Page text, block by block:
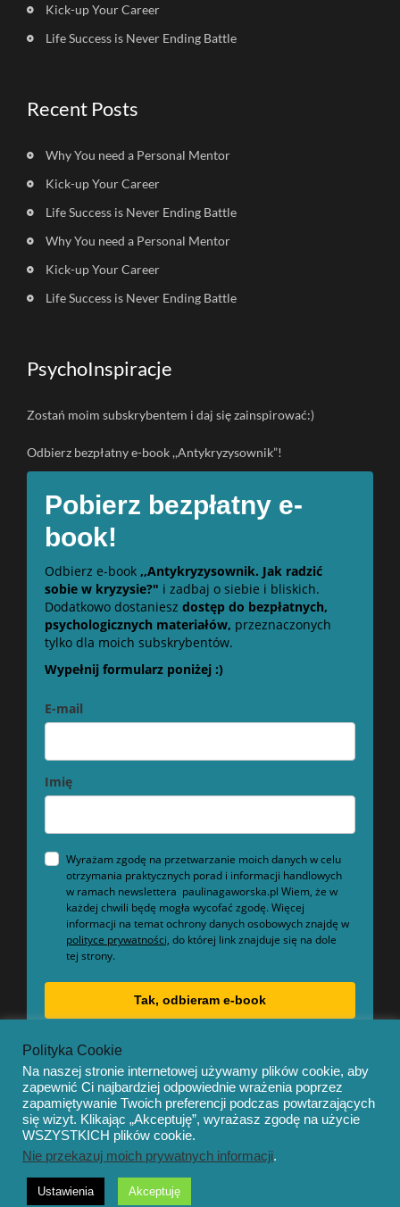
Kick-up Your Career
Life Success is Never Ending Battle
Recent Posts
Why You need a Personal Mentor
Kick-up Your Career
Life Success is Never Ending Battle
Why You need a Personal Mentor
Kick-up Your Career
Life Success is Never Ending Battle
PsychoInspiracje
Zostań moim subskrybentem i daj się zainspirować:)
Odbierz bezpłatny e-book ,,Antykryzysownik”!
Pobierz bezpłatny e-
book!
Odbierz e-book ,,Antykryzysownik. Jak radzić
sobie w kryzysie?" i zadbaj o siebie i bliskich.
Dodatkowo dostaniesz dostęp do bezpłatnych,
psychologicznych materiałów, przeznaczonych
tylko dla moich subskrybentów.
Wypełnij formularz poniżej :)
E-mail
Imię
Wyrażam zgodę na przetwarzanie moich danych w celu
otrzymania praktycznych porad i informacji handlowych
w ramach newslettera paulinagaworska.pl Wiem, że w
każdej chwili będę mogła wycofać zgodę. Więcej
informacji na temat ochrony danych osobowych znajdę w
polityce prywatności, do której link znajduje się na dole
tej strony.
Tak, odbieram e-book
© Copyright 2020 – Mentor by OceanThemes
Polityka Cookie
Na naszej stronie internetowej używamy plików cookie, aby
zapewnić Ci najbardziej odpowiednie wrażenia poprzez
zapamiętywanie Twoich preferencji podczas powtarzających
się wizyt. Klikając „Akceptuję”, wyrażasz zgodę na użycie
WSZYSTKICH plików cookie.
Nie przekazuj moich prywatnych informacji.
Ustawienia Akceptuję